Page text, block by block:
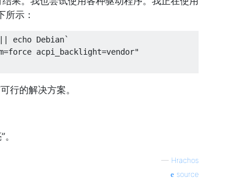
示：
echo Debian`
acpi_backlight=vendor"
行的解决方案。
— Hrachos
source